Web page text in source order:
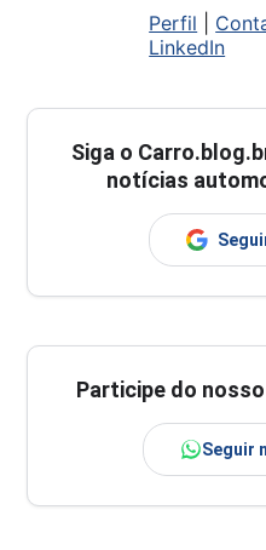
Perfil
LinkedIn
Siga o
notícias
Participe do
Seguir